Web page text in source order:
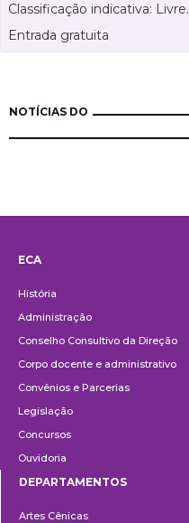
Classificação indicativa: Livre.
Entrada gratuita
NOTÍCIAS DO
ECA
História
Administração
Conselho Consultivo da Direção
Corpo docente e administrativo
Convênios e Parcerias
Legislação
Concursos
Ouvidoria
DEPARTAMENTOS
Artes Cênicas